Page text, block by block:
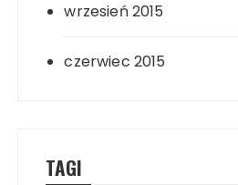
wrzesień 2015
czerwiec 2015
TAGI